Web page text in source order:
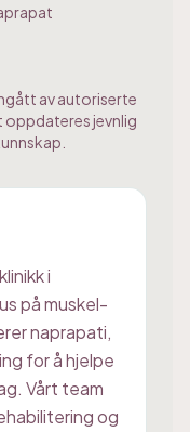
av autoriserte
oppdateres jevnlig
i
på muskel-
naprapati,
for å hjelpe
Vårt team
og